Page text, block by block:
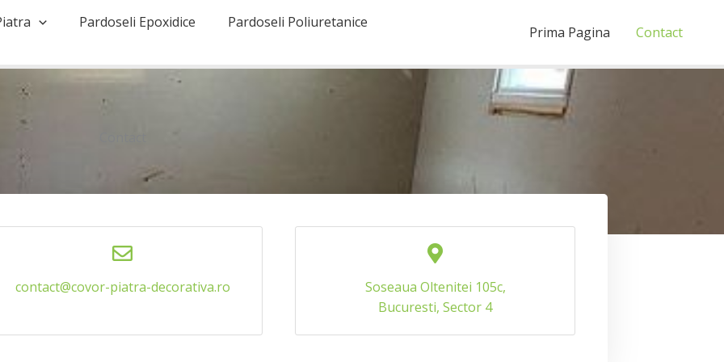
Pardoseli Epoxidice
Pardoseli Poliuretanice
Prima Pagina Contact
contact@covor-piatra-decorativa.ro
Soseaua Oltenitei 105c,
Bucuresti, Sector 4